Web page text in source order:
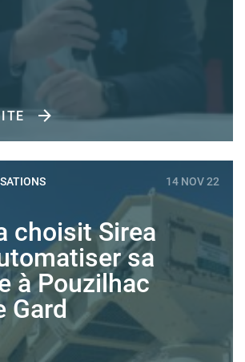
14 NOV 22
choisit Sirea
sa
à Pouzilhac
Gard